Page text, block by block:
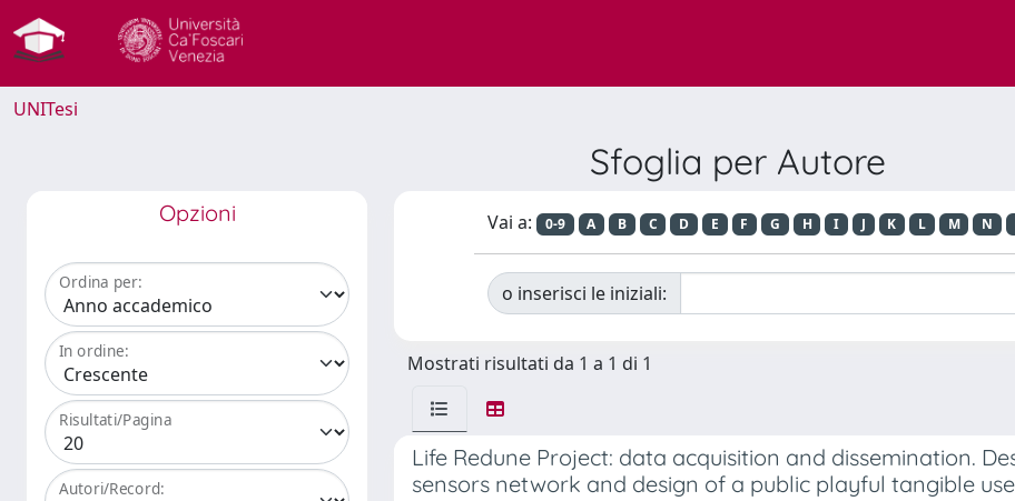
UNITesi
Sfoglia per Autore
Opzioni
Ordina per:
In ordine:
Risultati/Pagina
Autori/Record:
Vai a: 0-9 A B C D E F G H I J K L M N
o inserisci le iniziali:
Mostrati risultati da 1 a 1 di 1
Life Redune Project: data acquisition and dissemination.
sensors network and design of a public playful tangible